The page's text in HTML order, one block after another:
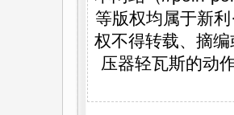
等版权均属于新
权不得转载、摘
压器轻瓦斯的动